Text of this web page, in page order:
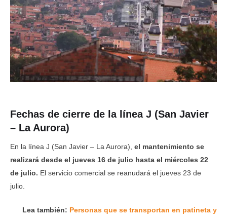
Fechas de cierre de la línea J (San Javier
– La Aurora)
En la línea J (San Javier – La Aurora), el mantenimiento se
realizará desde el jueves 16 de julio hasta el miércoles 22
de julio. El servicio comercial se reanudará el jueves 23 de
julio.
Lea también: Personas que se transportan en patineta y